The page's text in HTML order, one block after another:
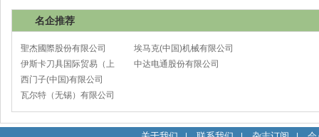
名企推荐
聖杰國際股份有限公司
伊斯卡刀具国际贸易（上
海）有限公司
西门子(中国)有限公司
瓦尔特（无锡）有限公司
埃马克(中国)机械有限公司
太仓分公司
中达电通股份有限公司